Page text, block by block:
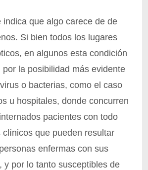
indica que algo carece de de
Si bien todos los lugares
en algunos esta condición
la posibilidad más evidente
o bacterias, como el caso
u hospitales, donde concurren
pacientes con todo
clínicos que pueden resultar
enfermas con sus
y por lo tanto susceptibles de